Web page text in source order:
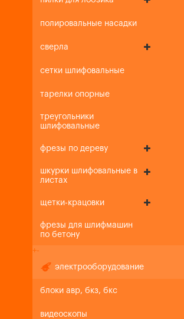
полировальные насадки
сверла
сетки шлифовальные
тарелки опорные
треугольники
шлифовальные
фрезы по дереву
шкурки шлифовальные в
листах
щетки-крацовки
фрезы для шлифмашин
по бетону
+-
электрооборудование
блоки авр, бкз, бкс
видеоскопы